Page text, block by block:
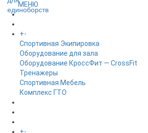
МЕНЮ
ГЛАВНАЯ
+-
Спортивная Экипировка
Оборудование для зала
Оборудование КроссФит — CrossFit
Тренажеры
Спортивная Мебель
Комплекс ГТО